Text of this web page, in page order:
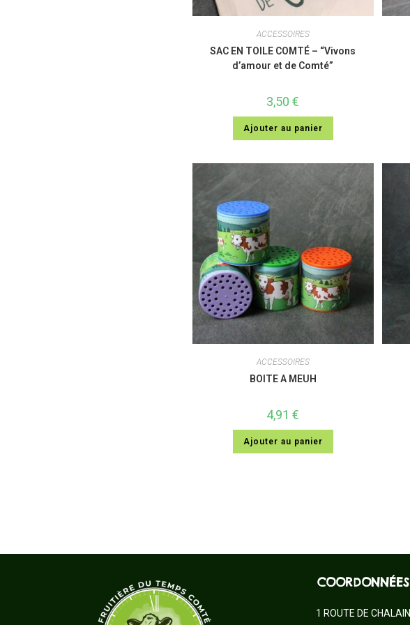
ACCESSOIRES
SAC EN TOILE COMTÉ – “Vivons
d’amour et de Comté”
3,50€
Ajouter au panier
ACCESSOIRES
BOITE A MEUH
4,91€
Ajouter au panier
COORDONNÉES
1 ROUTE DE CHALAIN